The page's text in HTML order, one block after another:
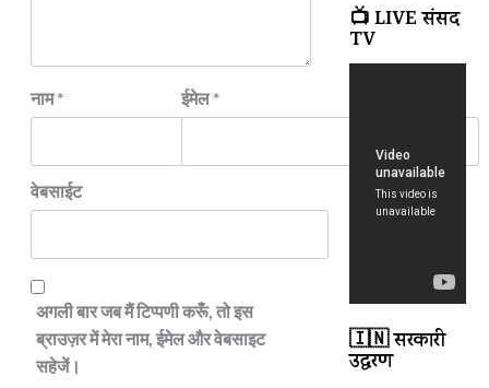
नाम* ईमेल*
वेबसाईट
अगली बार जब मैं टिप्पणी करूँ, तो इस
ब्राउज़र में मेरा नाम, ईमेल और वेबसाइट
सहेजें।
📺 LIVE संसद
TV
🇮🇳 सरकारी
उद्धरण